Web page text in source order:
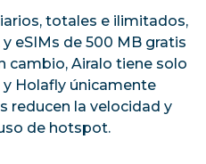
totales e ilimitados,
eSIMs de 500 MB gratis
cambio, Airalo tiene solo
Holafly únicamente
reducen la velocidad y
de hotspot.